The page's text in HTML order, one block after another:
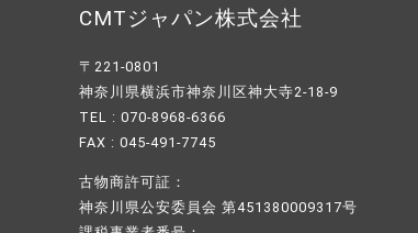
ゲ
シ
ョ
CMTジャパン株式会社
〒221-0801
神奈川県横浜市神奈川区神大寺2-18-9
TEL : 070-8968-6366
FAX : 045-491-7745
古物商許可証：
神奈川県公安委員会 第451380009317号